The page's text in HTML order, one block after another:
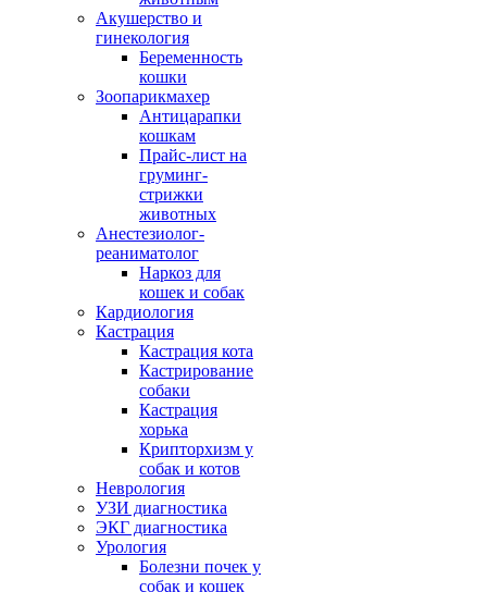
Акушерство и
гинекология
Беременность
кошки
Зоопарикмахер
Антицарапки
кошкам
Прайс-лист на
груминг-
стрижки
животных
Анестезиолог-
реаниматолог
Наркоз для
кошек и собак
Кардиология
Кастрация
Кастрация кота
Кастрирование
собаки
Кастрация
хорька
Крипторхизм у
собак и котов
Неврология
УЗИ диагностика
ЭКГ диагностика
Урология
Болезни почек у
собак и кошек